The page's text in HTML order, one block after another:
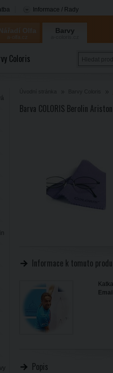
Informace / Rady
Barvy
Coloris
Barva COLORIS Berolin
Informace k tomuto
Popis